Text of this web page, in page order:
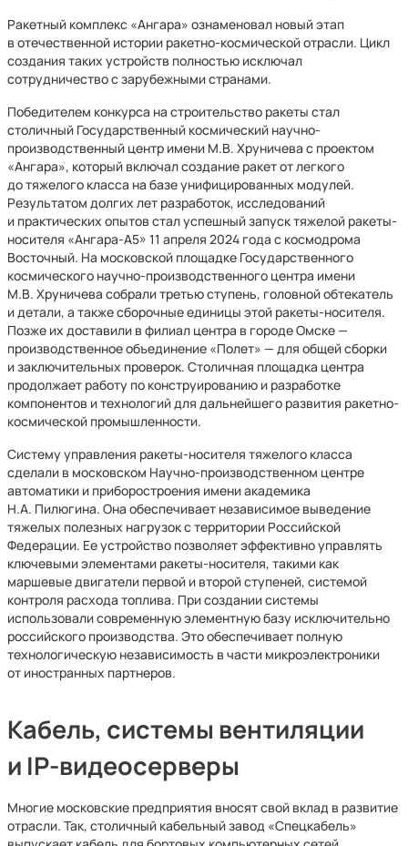
Ракетный комплекс «Ангара» ознаменовал новый этап
в отечественной истории ракетно-космической отрасли. Цикл
создания таких устройств полностью исключал
сотрудничество с зарубежными странами.
Победителем конкурса на строительство ракеты стал
столичный Государственный космический научно-
производственный центр имени М.В. Хруничева с проектом
«Ангара», который включал создание ракет от легкого
до тяжелого класса на базе унифицированных модулей.
Результатом долгих лет разработок, исследований
и практических опытов стал успешный запуск тяжелой ракеты-
носителя «Ангара-А5» 11 апреля 2024 года с космодрома
Восточный. На московской площадке Государственного
космического научно-производственного центра имени
М.В. Хруничева собрали третью ступень, головной обтекатель
и детали, а также сборочные единицы этой ракеты-носителя.
Позже их доставили в филиал центра в городе Омске —
производственное объединение «Полет» — для общей сборки
и заключительных проверок. Столичная площадка центра
продолжает работу по конструированию и разработке
компонентов и технологий для дальнейшего развития ракетно-
космической промышленности.
Систему управления ракеты-носителя тяжелого класса
сделали в московском Научно-производственном центре
автоматики и приборостроения имени академика
Н.А. Пилюгина. Она обеспечивает независимое выведение
тяжелых полезных нагрузок с территории Российской
Федерации. Ее устройство позволяет эффективно управлять
ключевыми элементами ракеты-носителя, такими как
маршевые двигатели первой и второй ступеней, системой
контроля расхода топлива. При создании системы
использовали современную элементную базу исключительно
российского производства. Это обеспечивает полную
технологическую независимость в части микроэлектроники
от иностранных партнеров.
Кабель, системы вентиляции
и IP-видеосерверы
Многие московские предприятия вносят свой вклад в развитие
отрасли. Так, столичный кабельный завод «Спецкабель»